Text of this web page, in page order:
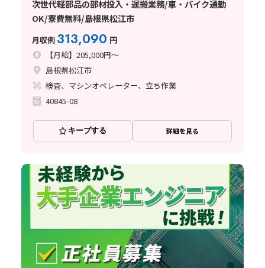
次世代軽部品の部材投入・運搬業務/車・バイク通勤
OK/寮費無料/島根県松江市
月収例 313,090 円
【月給】205,000円～
島根県松江市
検査、マシンオペレーター、立ち作業
40845-08
キープする 詳細を見る